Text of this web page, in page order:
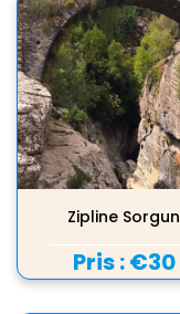
Zipline Sorgun
Pris :€30